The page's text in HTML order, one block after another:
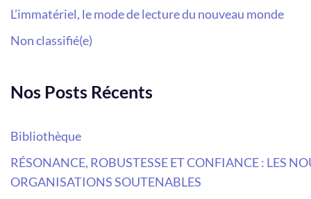
L’immatériel, le mode de lecture du nouveau monde
Non classifié(e)
Nos Posts Récents
Bibliothèque
RÉSONANCE, ROBUSTESSE ET CONFIANCE : LES
ORGANISATIONS SOUTENABLES